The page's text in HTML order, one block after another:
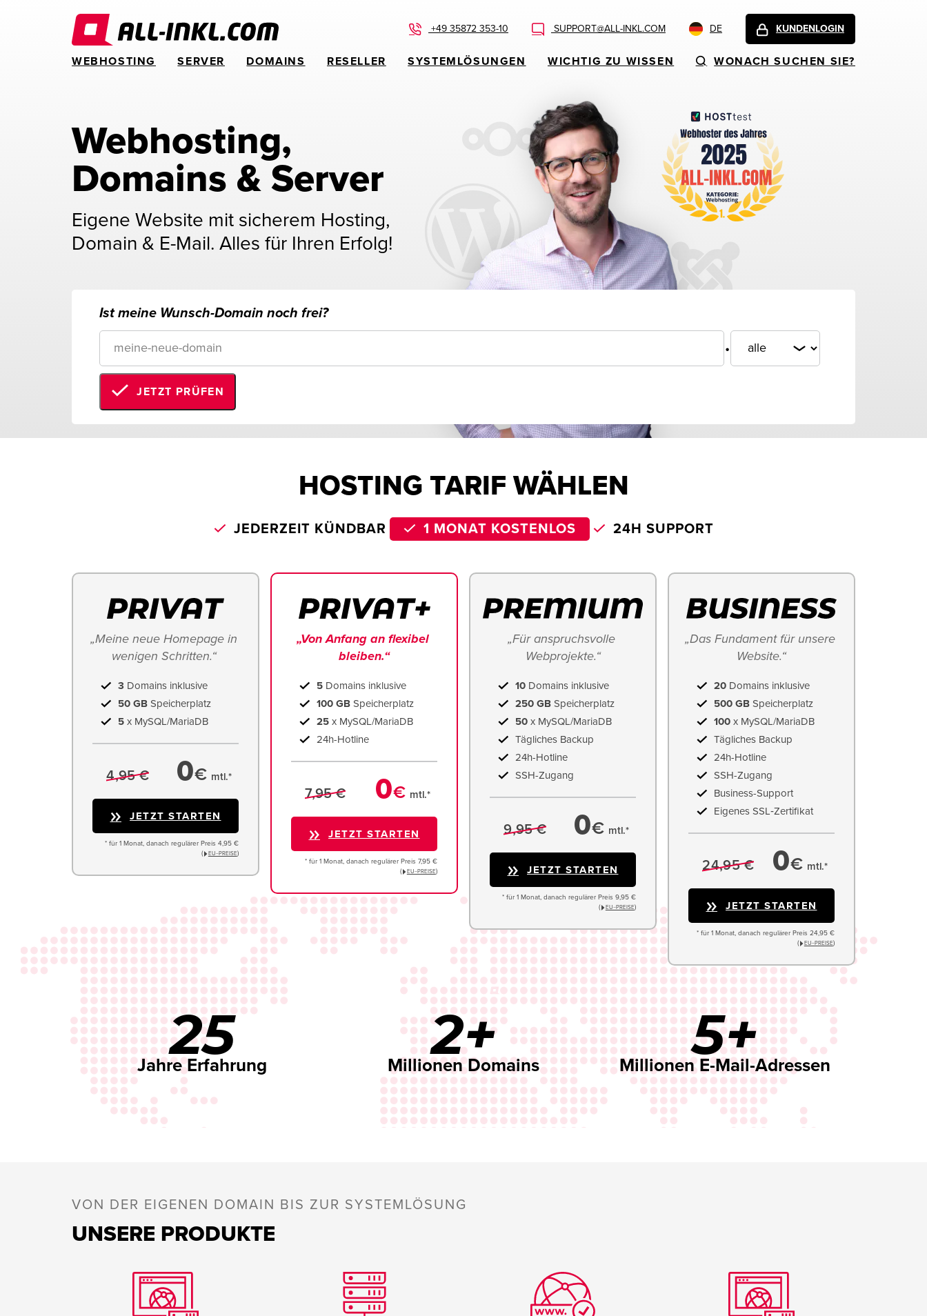
+49 35872 353-10 SUPPORT@ALL-INKL.COM DE KUNDENLOGIN
WEBHOSTING SERVER DOMAINS RESELLER SYSTEMLÖSUNGEN WICHTIG ZU WISSEN WONACH SUCHEN SIE?
Webhosting,
Domains & Server
Eigene Website mit sicherem Hosting,
Domain & E-Mail. Alles für Ihren Erfolg!
Ist meine Wunsch-Domain noch frei?
.
JETZT PRÜFEN
HOSTING TARIF WÄHLEN
JEDERZEIT KÜNDBAR 1 MONAT KOSTENLOS 24H SUPPORT
„Meine neue Homepage in
wenigen Schritten.“
3 Domains inklusive
50 GB Speicherplatz
5 x MySQL/MariaDB
4,95 € 0€ mtl.*
JETZT STARTEN
* für 1 Monat, danach regulärer Preis 4,95 €
(
EU−PREISE)
„Von Anfang an flexibel
bleiben.“
5 Domains inklusive
100 GB Speicherplatz
25 x MySQL/MariaDB
24h-Hotline
7,95 € 0€ mtl.*
JETZT STARTEN
* für 1 Monat, danach regulärer Preis 7,95 €
(
EU−PREISE)
„Für anspruchsvolle
Webprojekte.“
10 Domains inklusive
250 GB Speicherplatz
50 x MySQL/MariaDB
Tägliches Backup
24h-Hotline
SSH-Zugang
9,95 € 0€ mtl.*
JETZT STARTEN
* für 1 Monat, danach regulärer Preis 9,95 €
(
EU−PREISE)
„Das Fundament für unsere
Website.“
20 Domains inklusive
500 GB Speicherplatz
100 x MySQL/MariaDB
Tägliches Backup
24h-Hotline
SSH-Zugang
Business-Support
Eigenes SSL‑Zertifikat
24,95 € 0€ mtl.*
JETZT STARTEN
* für 1 Monat, danach regulärer Preis 24,95 €
(
EU−PREISE)
25
Jahre Erfahrung 2+
Millionen Domains 5+
Millionen E-Mail-Adressen
VON DER EIGENEN DOMAIN BIS ZUR SYSTEMLÖSUNG
UNSERE PRODUKTE